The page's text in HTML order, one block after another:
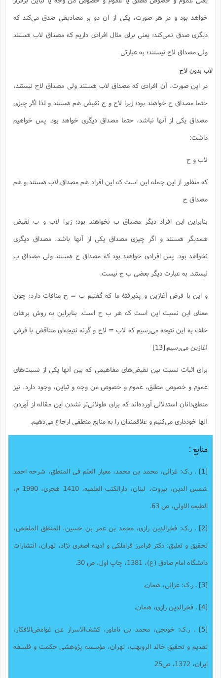
خواهد بود و در هر صورت، یکی از آن دو بر مصادیقی صدق می‌کند که
دیگری صدق نمی‌کند؛ یعنی برای مثال افرادی داریم که مصداق لاب هستند
ولی مصداق لاح نیستند؛ به عبارتی
لاب بدون لاح
در این صورت، آن افرادی که مصداق لاب هستند ولی مصداق لاح نیستند،
حتما مصداق ح خواهند بود؛ زیرا لاح و ح نقیض هم هستند و لذا اگر چیزی
مصداق یکی از آنها نباشد، حتما مصداق دیگری خواهد بود. پس خواهیم
داشت:
لاب و ح
که منظور از این جمله این است که این افراد هم مصداق لاب هستند و هم
مصداق ح
بنابراین این افراد دیگر مصداق ب نخواهند بود؛ زیرا لاب و ب نقیض
همدیگر هستند و اگر چیزی مصداق یکی از آنها باشد، مصداق دیگری
نخواهد بود. پس افرادی خواهند بود که مصداق ح هستند ولی مصداق ب
نیستند. به عبارت دیگر بعضی ب ح نیست.
و این با فرض آغازین و پذیرفتۀ ما که گفتیم ب = ح منافات دارد؛ چون
معنای این نسبت این است که هر ب ح است. بنابراین به روش برهان
خلف به این نتیجه می‌رسیم که لاب = لاح و گرنه نتیجه‌ای متناقض با فرض
آغازین می‌رسیم.[13]
برای اثبات نسبت بین نقیض‌های مفاهیمی که بین آنها یکی از نسبت‌های
عموم و خصوص مطلق، عموم و خصوص من وجه و تباین، وجود دارد، نیز
منطق‌دانان استدلالی آورده‌اند که برای طولانی‌تر نشدن این مقاله از آوردن
آنها خودداری می‌کنیم و علاقمندان را به منابع منطقی ارجاع می‌دهیم.
منابع :
. ر.ک: غزالی، محمد بن محمد، معیار العلم فی المنطق، شرحه احمد
شمس الدین، بیروت، لبنان، دارالکتب العلمیه، 1410 هجری، 1990 م،
الطبعه الاولی، ص 63.
. ر.ک: فخرالدین رازی، محمد بن عمر بن حسین، المنطق الملخص،
تحقیق و تعلیق: دکتر فرامرز قراملکی و آدینه اصغری نژاد، تهران، انتشارات
دانشگاه امام صادق (ع)، 1381، چاپ اول، ص 30.
. ر.ک: غزالی، همان.
. فخرالدین رازی، همان.
. ر.ک: خونجی، محمد بن ناماور، کشف‌الاسرار عن غوامض‌الافکار‌‫،
تقدیم و تحقیق خالد الرویهب، تهران، مؤسسه پژوهشی حکمت و فلسفه
ایران، 1372، ص25